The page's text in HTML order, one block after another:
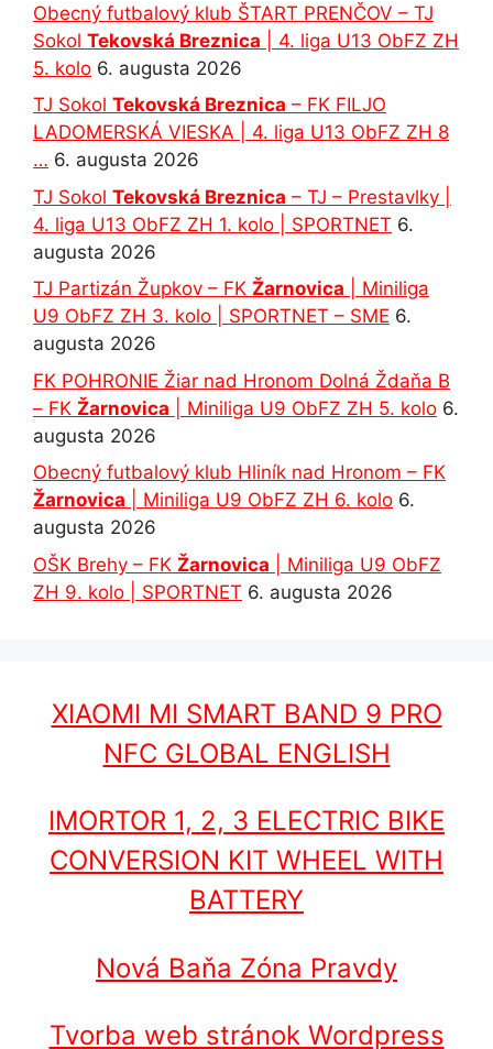
Obecný futbalový klub ŠTART PRENČOV – TJ
Sokol Tekovská Breznica | 4. liga U13 ObFZ ZH
5. kolo 6. augusta 2026
TJ Sokol Tekovská Breznica – FK FILJO
LADOMERSKÁ VIESKA | 4. liga U13 ObFZ ZH 8
… 6. augusta 2026
TJ Sokol Tekovská Breznica – TJ – Prestavlky |
4. liga U13 ObFZ ZH 1. kolo | SPORTNET 6.
augusta 2026
TJ Partizán Župkov – FK Žarnovica | Miniliga
U9 ObFZ ZH 3. kolo | SPORTNET – SME 6.
augusta 2026
FK POHRONIE Žiar nad Hronom Dolná Ždaňa B
– FK Žarnovica | Miniliga U9 ObFZ ZH 5. kolo 6.
augusta 2026
Obecný futbalový klub Hliník nad Hronom – FK
Žarnovica | Miniliga U9 ObFZ ZH 6. kolo 6.
augusta 2026
OŠK Brehy – FK Žarnovica | Miniliga U9 ObFZ
ZH 9. kolo | SPORTNET 6. augusta 2026
XIAOMI MI SMART BAND 9 PRO
NFC GLOBAL ENGLISH
IMORTOR 1, 2, 3 ELECTRIC BIKE
CONVERSION KIT WHEEL WITH
BATTERY
Nová Baňa Zóna Pravdy
Tvorba web stránok Wordpress